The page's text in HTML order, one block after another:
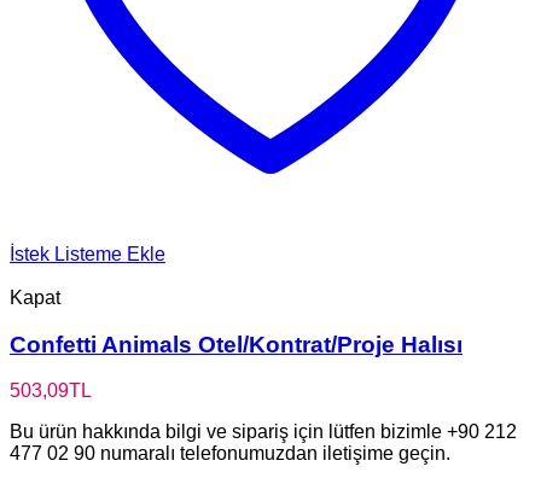
İstek Listeme Ekle
Kapat
Confetti Animals Otel/Kontrat/Proje Halısı
503,09TL
Bu ürün hakkında bilgi ve sipariş için lütfen bizimle +90 212
477 02 90 numaralı telefonumuzdan iletişime geçin.